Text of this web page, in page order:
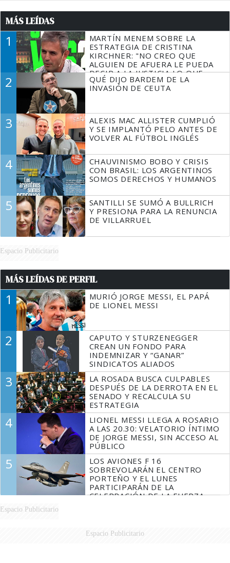
MÁS LEÍDAS
1
MARTÍN MENEM SOBRE LA
ESTRATEGIA DE CRISTINA
KIRCHNER: "NO CREO QUE
ALGUIEN DE AFUERA LE PUEDA
DECIR A LA JUSTICIA LO QUE
TIENE QUE HACER"
2
QUÉ DIJO BARDEM DE LA
INVASIÓN DE CEUTA
3
ALEXIS MAC ALLISTER CUMPLIÓ
Y SE IMPLANTÓ PELO ANTES DE
VOLVER AL FÚTBOL INGLÉS
4
CHAUVINISMO BOBO Y CRISIS
CON BRASIL: LOS ARGENTINOS
SOMOS DERECHOS Y HUMANOS
5
SANTILLI SE SUMÓ A BULLRICH
Y PRESIONA PARA LA RENUNCIA
DE VILLARRUEL
Espacio Publicitario
MÁS LEÍDAS DE PERFIL
1
MURIÓ JORGE MESSI, EL PAPÁ
DE LIONEL MESSI
2
CAPUTO Y STURZENEGGER
CREAN UN FONDO PARA
INDEMNIZAR Y “GANAR”
SINDICATOS ALIADOS
3
LA ROSADA BUSCA CULPABLES
DESPUÉS DE LA DERROTA EN EL
SENADO Y RECALCULA SU
ESTRATEGIA
4
LIONEL MESSI LLEGA A ROSARIO
A LAS 20.30: VELATORIO ÍNTIMO
DE JORGE MESSI, SIN ACCESO AL
PÚBLICO
5
LOS AVIONES F 16
SOBREVOLARÁN EL CENTRO
PORTEÑO Y EL LUNES
PARTICIPARÁN DE LA
CELEBRACIÓN DE LA FUERZA
Espacio Publicitario
Espacio Publicitario